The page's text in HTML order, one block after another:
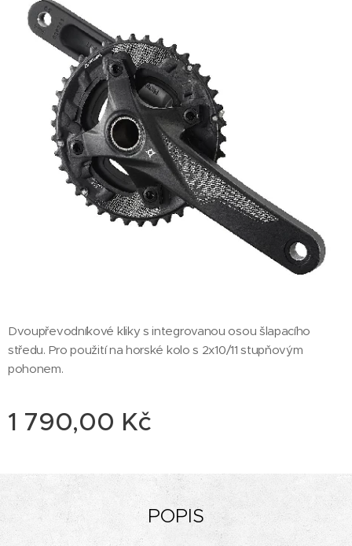
Dvoupřevodníkové kliky s integrovanou osou šlapacího
středu. Pro použití na horské kolo s 2x10/11 stupňovým
pohonem.
1 790,00 Kč
POPIS